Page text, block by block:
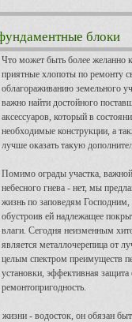
блоки
Что может быть более желанно
приятные хлопоты по ремонту
облагораживанию земельного
важно найти достойного
аксессуаров, который в
необходимые конструкции, а
лучше оказать такую
Помимо ограды участка, важной
небесного гнева - нет, мы
жизнь по заповедям
обустроив ей надлежащее
влаги. Сегодня неизменным
является металлочерепица от
целым спектром преимуществ
установки, эффективная защита
ремонтопригодность.
- водосток, он обязан